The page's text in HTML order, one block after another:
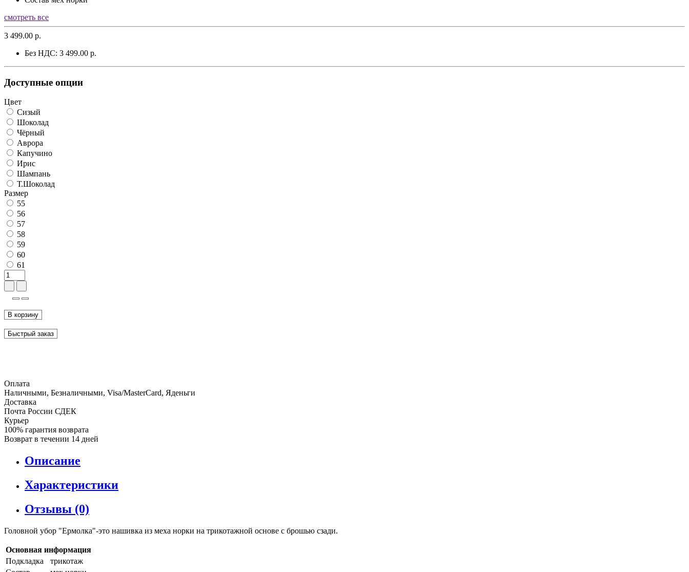
смотреть все
3 499.00 р.
Без НДС: 3 499.00 р.
Доступные опции
Цвет
Сизый
Шоколад
Чёрный
Аврора
Капучино
Ирис
Шампань
Т.Шоколад
Размер
55
56
57
58
59
60
61
В корзину
Быстрый заказ
Оплата
Наличными, Безналичными, Visa/MasterCard, Яденьги
Доставка
Почта России СДЕК
Курьер
100% гарантия возврата
Возврат в течении 14 дней
Описание
Характеристики
Отзывы (0)
Головной убор "Ермолка"-это нашивка из меха норки на трикотажной основе с брошью сзади.
Основная информация
Подкладка
трикотаж